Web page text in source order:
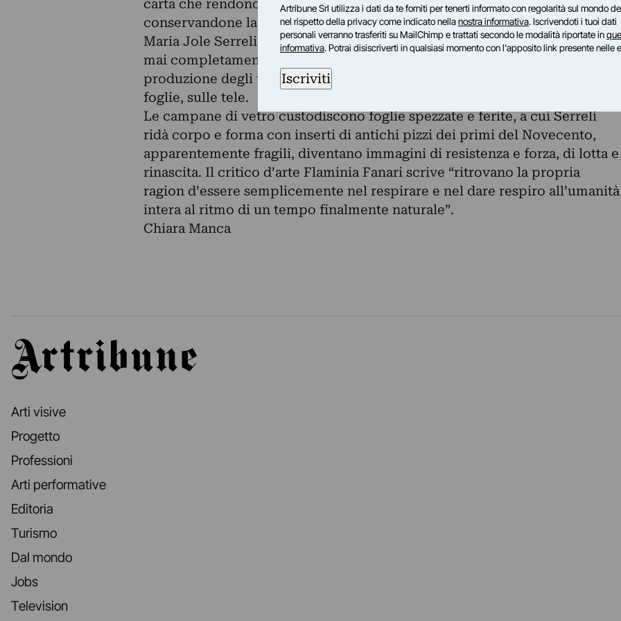
carta che rendono ancora più tridimensionale e concreta l’immagine,
conservandone la leggerezza.
Maria Jole Serreli, torna alla pittura dopo le sperimentazioni di FiberArt,
mai completamente abbandonate, il filo rosso che ha caratterizzato la sua
produzione degli ultimi anni scompare e resta il colore impresso dalle
foglie, sulle tele.
Le campane di vetro custodiscono foglie spezzate e ferite, a cui Serreli
ridà corpo e forma con inserti di antichi pizzi dei primi del Novecento,
apparentemente fragili, diventano immagini di resistenza e forza, di lotta e
rinascita. Il critico d’arte Flaminia Fanari scrive “ritrovano la propria
ragion d’essere semplicemente nel respirare e nel dare respiro all’umanità
intera al ritmo di un tempo finalmente naturale”.
Chiara Manca
Artribune
Arti visive
Progetto
Professioni
Arti performative
Editoria
Turismo
Dal mondo
Jobs
Television
Artribune Srl utilizza i dati da te forniti per tenerti informato con regolarità sul mondo
nel rispetto della privacy come indicato nellanostra informativa. Iscrivendoti i tuoi dati
personali verranno trasferiti su MailChimp e trattati secondo le modalità riportate in
informativa. Potrai disiscriverti in qualsiasi momento con l'apposito link presente nelle
Iscriviti